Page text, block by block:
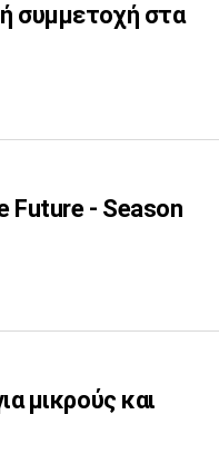
συμμετοχή στα
Future - Season
μικρούς και